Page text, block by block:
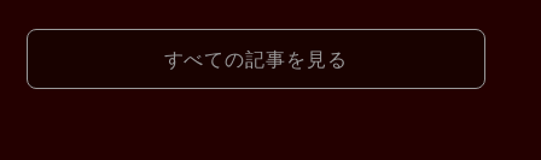
すべての記事を見る